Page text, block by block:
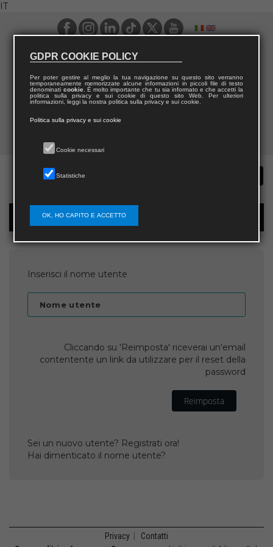
IT
Recupera password
Inserisci il nome utente
Nome utente
Cliccando su 'Reimposta' riceverai un'email
contentente un link da utilizzare per il reset della
password
Reimposta
Sei un nuovo utente? Registrati ora!
Hai dimenticato il nome utente?
Privacy Contatti
GDPR COOKIE POLICY
Per poter gestire al meglio la tua navigazione su questo sito verranno
temporaneamente memorizzate alcune informazioni in piccoli file di testo
denominati cookie. È molto importante che tu sia informato e che accetti la
politica sulla privacy e sui cookie di questo sito Web. Per ulteriori
informazioni, leggi la nostra politica sulla privacy e sui cookie.
Politica sulla privacy e sui cookie
Cookie necessari
Statistiche
OK, HO CAPITO E ACCETTO